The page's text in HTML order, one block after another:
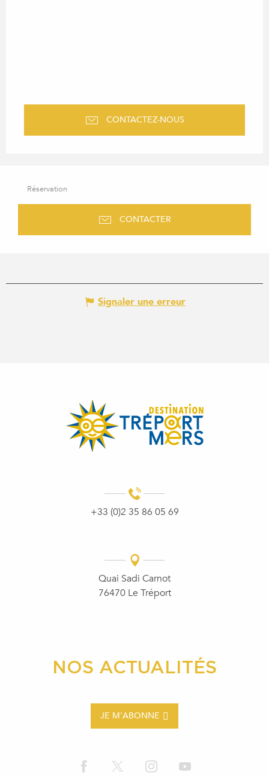
CONTACTEZ-NOUS
Réservation
CONTACTER
Signaler une erreur
+33 (0)2 35 86 05 69
Quai Sadi Carnot
76470 Le Tréport
NOS ACTUALITÉS
JE M'ABONNE